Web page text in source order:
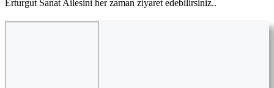
Erturgut Sanat Ailesini her zaman ziyaret edebilirsiniz..